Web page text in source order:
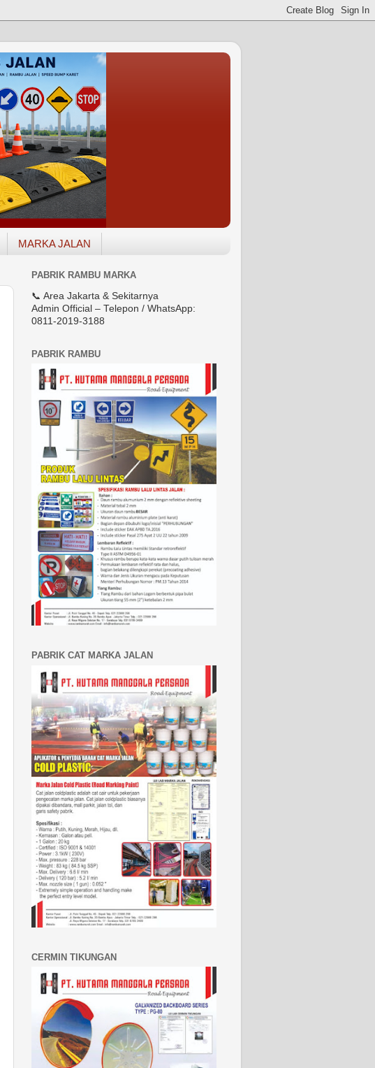
MARKA JALAN
PABRIK RAMBU MARKA
📞 Area Jakarta & Sekitarnya
Admin Official – Telepon / WhatsApp:
0811-2019-3188
PABRIK RAMBU
PABRIK CAT MARKA JALAN
CERMIN TIKUNGAN